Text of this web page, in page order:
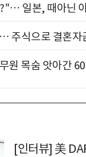
일본, 때아닌
주식으로 결혼자
원 목숨 앗아간
[인터뷰] 美